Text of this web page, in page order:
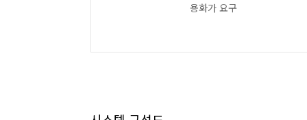
용화가 요구